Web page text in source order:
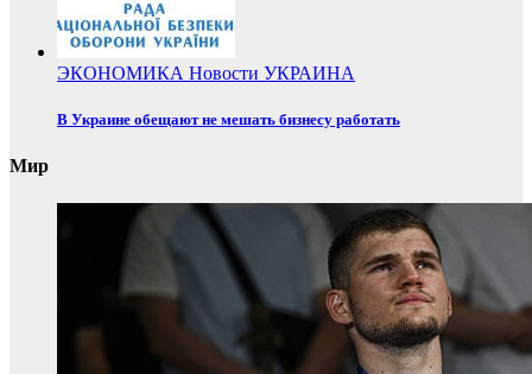
ЭКОНОМИКА Новости УКРАИНА
В Украине обещают не мешать бизнесу работать
Мир